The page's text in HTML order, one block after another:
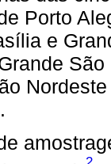
Porto
e